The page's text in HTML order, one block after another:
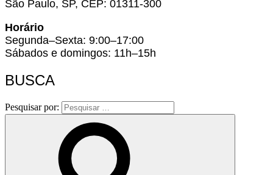
São Paulo, SP, CEP: 01311-300
Horário
Segunda–Sexta: 9:00–17:00
Sábados e domingos: 11h–15h
BUSCA
Pesquisar por: